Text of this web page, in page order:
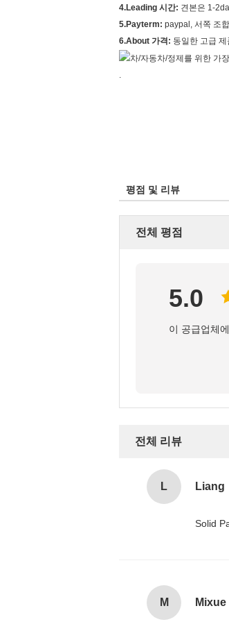
4.Leading 시간: 견본은 1-
5.Payterm: paypal, 서쪽 조
6.About 가격: 동일한 고급
.
평점 및 리뷰
전체 평점
5.0
이 공급업체
전체 리뷰
L Liang
Solid
M Mixue